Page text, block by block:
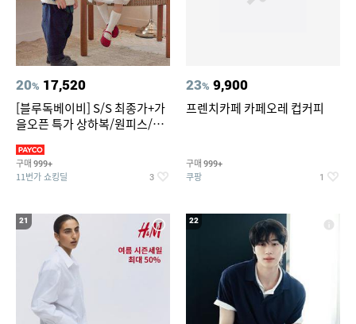
20% 17,520
[블루독베이비] S/S 최종가+가
을오픈 특가 상하복/원피스/내
구매 999+
11번가 쇼킹딜 3
23% 9,900
프렌치카페 카페오레 컵커피
구매 999+
쿠팡 1
21 22